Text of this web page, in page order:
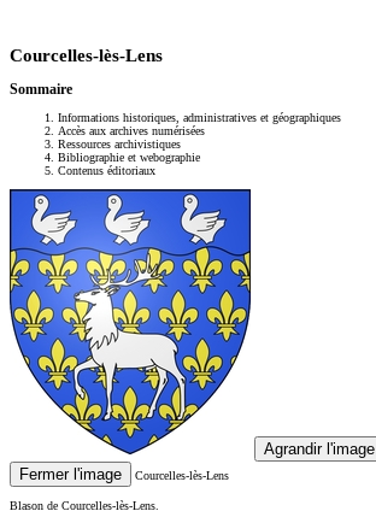
Courcelles-lès-Lens
Sommaire
Informations historiques, administratives et géographiques
Accès aux archives numérisées
Ressources archivistiques
Bibliographie et webographie
Contenus éditoriaux
Agrandir l'image
Fermer l'image
Courcelles-lès-Lens
Blason de Courcelles-lès-Lens.